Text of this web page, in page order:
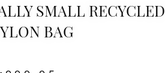
SMALL RECYCLED
BAG